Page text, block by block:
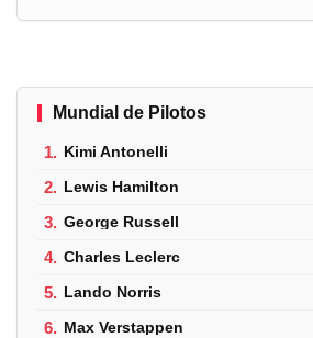
Mundial de Pilotos
1. Kimi Antonelli
2. Lewis Hamilton
3. George Russell
4. Charles Leclerc
5. Lando Norris
6. Max Verstappen